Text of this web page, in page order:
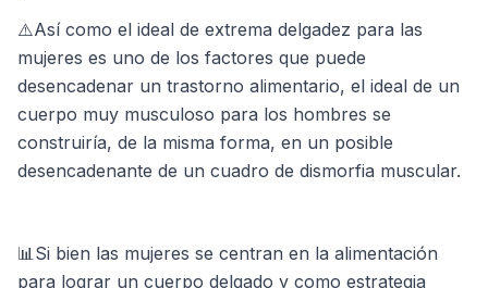
⚠️Así como el ideal de extrema delgadez para las
mujeres es uno de los factores que puede
desencadenar un trastorno alimentario, el ideal de un
cuerpo muy musculoso para los hombres se
construiría, de la misma forma, en un posible
desencadenante de un cuadro de dismorfia muscular.⁣
📊Si bien las mujeres se centran en la alimentación
para lograr un cuerpo delgado y como estrategia